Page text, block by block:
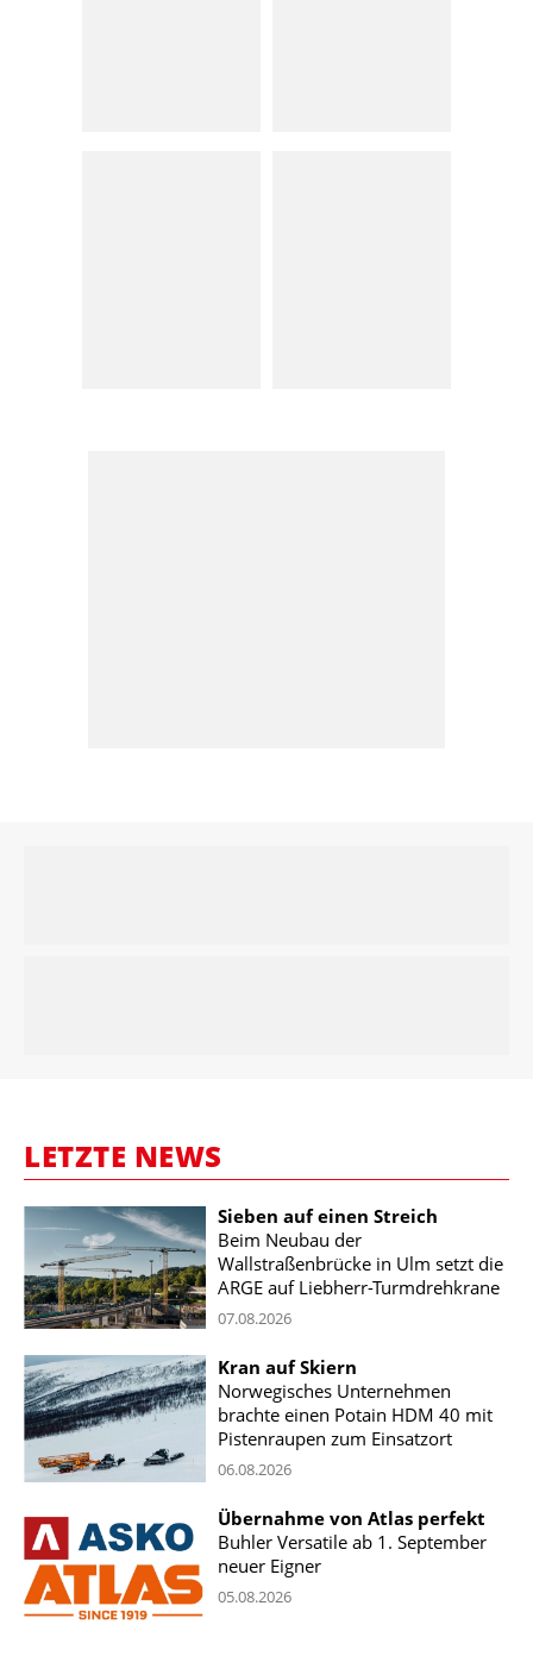
LETZTE NEWS
Sieben auf einen Streich
Beim Neubau der
Wallstraßenbrücke in Ulm setzt die
ARGE auf Liebherr-Turmdrehkrane
07.08.2026
Kran auf Skiern
Norwegisches Unternehmen
brachte einen Potain HDM 40 mit
Pistenraupen zum Einsatzort
06.08.2026
Übernahme von Atlas perfekt
Buhler Versatile ab 1. September
neuer Eigner
05.08.2026